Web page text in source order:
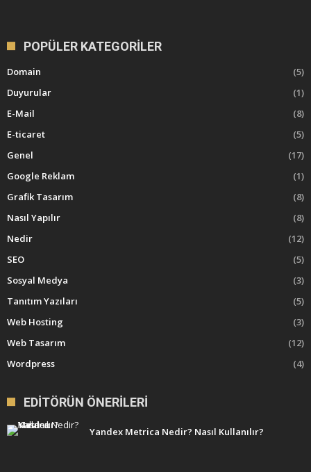
POPÜLER KATEGORILER
Domain
(5)
Duyurular
(1)
E-Mail
(8)
E-ticaret
(5)
Genel
(17)
Google Reklam
(1)
Grafik Tasarım
(8)
Nasıl Yapılır
(8)
Nedir
(12)
SEO
(5)
Sosyal Medya
(3)
Tanıtım Yazıları
(5)
Web Hosting
(3)
Web Tasarım
(12)
Wordpress
(4)
EDITÖRÜN ÖNERILERI
Yandex Metrica Nedir? Nasıl Kullanılır?